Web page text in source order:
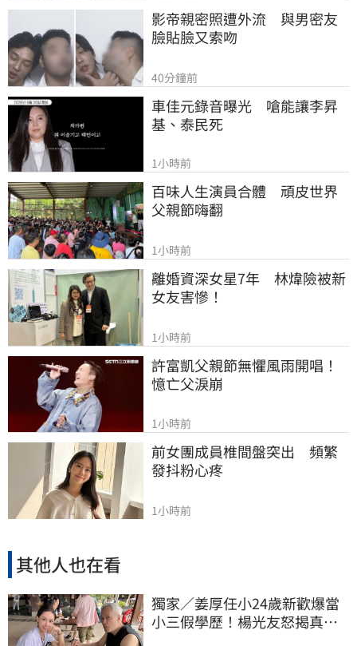
影帝親密照遭外流　與男密友
臉貼臉又索吻
40分鐘前
車佳元錄音曝光　嗆能讓李昇
基、泰民死
1小時前
百味人生演員合體　頑皮世界
父親節嗨翻
1小時前
離婚資深女星7年　林煒險被新
女友害慘！
1小時前
許富凱父親節無懼風雨開唱！
憶亡父淚崩
1小時前
前女團成員椎間盤突出　頻繁
發抖粉心疼
1小時前
其他人也在看
獨家／姜厚任小24歲新歡爆當
小三假學歷！楊光友怒揭真實